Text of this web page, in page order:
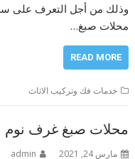
وذلك من أجل التعرف على
محلات صبغ…
READ MORE
خدمات فك وتركيب الاثاث
محلات صبغ غرف نوم بالدمام
مارس 24, 2021 admin